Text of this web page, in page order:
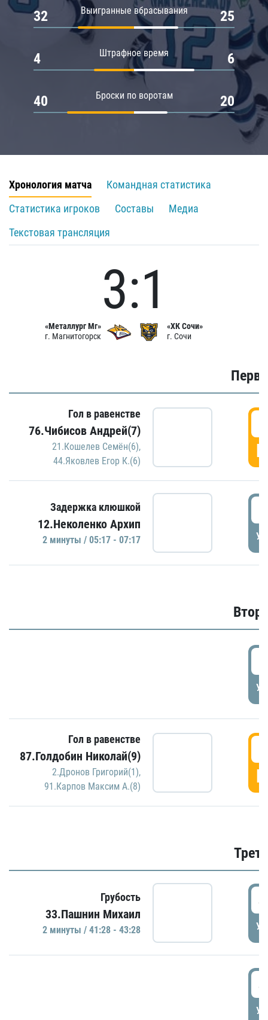
Выигранные вбрасывания
32 25
Штрафное время
4 6
Броски по воротам
40 20
Хронология матча
Командная статистика
Статистика игроков
Составы
Медиа
Текстовая трансляция
«Металлург Мг»
г. Магнитогорск
3:1
«ХК Сочи»
г. Сочи
Гол в равенстве
76.Чибисов Андрей(7)
21.Кошелев Семён(6),
44.Яковлев Егор К.(6)
Задержка клюшкой
12.Неколенко Архип
2 минуты / 05:17 - 07:17
Гол в равенстве
87.Голдобин Николай(9)
2.Дронов Григорий(1),
91.Карпов Максим А.(8)
Грубость
33.Пашнин Михаил
2 минуты / 41:28 - 43:28